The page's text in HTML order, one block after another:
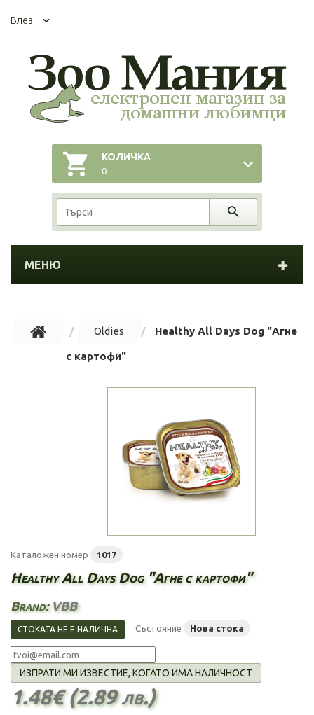
Влез
КОЛИЧКА
0
МЕНЮ
Oldies Healthy All Days Dog "Агне
с картофи"
Каталожен номер 1017
Healthy All Days Dog "Агне с картофи"
Brand: VBB
СТОКАТА НЕ Е НАЛИЧНА Състояние Нова стока
ИЗПРАТИ МИ ИЗВЕСТИЕ, КОГАТО ИМА НАЛИЧНОСТ
1.48€ (2.89 лв.)